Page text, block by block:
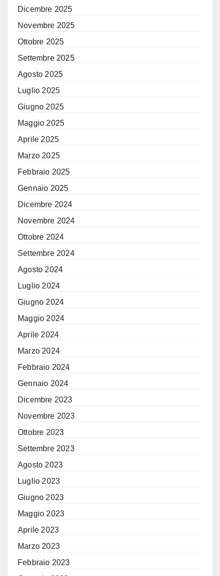
Dicembre 2025
Novembre 2025
Ottobre 2025
Settembre 2025
Agosto 2025
Luglio 2025
Giugno 2025
Maggio 2025
Aprile 2025
Marzo 2025
Febbraio 2025
Gennaio 2025
Dicembre 2024
Novembre 2024
Ottobre 2024
Settembre 2024
Agosto 2024
Luglio 2024
Giugno 2024
Maggio 2024
Aprile 2024
Marzo 2024
Febbraio 2024
Gennaio 2024
Dicembre 2023
Novembre 2023
Ottobre 2023
Settembre 2023
Agosto 2023
Luglio 2023
Giugno 2023
Maggio 2023
Aprile 2023
Marzo 2023
Febbraio 2023